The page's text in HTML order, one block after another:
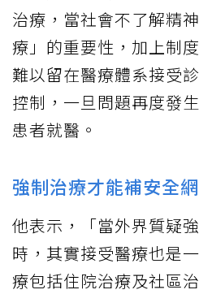
治療，當社會不了解精
療」的重要性，加上制
難以留在醫療體系接受
控制，一旦問題再度發
患者就醫。
強制治療才能補安全網
他表示，「當外界質疑
時，其實接受醫療也是
療包括住院治療及社區